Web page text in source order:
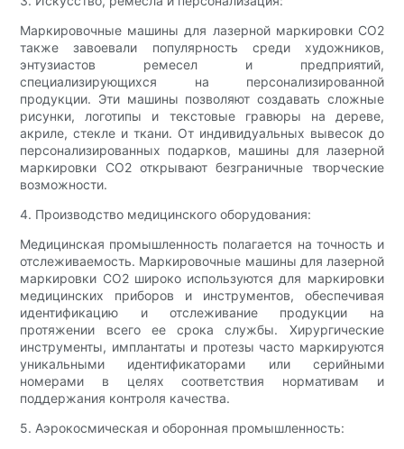
Маркировочные машины для лазерной маркировки CO2
также завоевали популярность среди художников,
энтузиастов ремесел и предприятий,
специализирующихся на персонализированной
продукции. Эти машины позволяют создавать сложные
рисунки, логотипы и текстовые гравюры на дереве,
акриле, стекле и ткани. От индивидуальных вывесок до
персонализированных подарков, машины для лазерной
маркировки CO2 открывают безграничные творческие
возможности.
4. Производство медицинского оборудования:
Медицинская промышленность полагается на точность и
отслеживаемость. Маркировочные машины для лазерной
маркировки CO2 широко используются для маркировки
медицинских приборов и инструментов, обеспечивая
идентификацию и отслеживание продукции на
протяжении всего ее срока службы. Хирургические
инструменты, имплантаты и протезы часто маркируются
уникальными идентификаторами или серийными
номерами в целях соответствия нормативам и
поддержания контроля качества.
5. Аэрокосмическая и оборонная промышленность: